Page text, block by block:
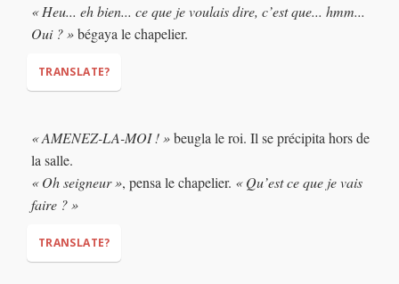
breath cut)
« Heu... eh bien... ce que je voulais dire, c’est que... hmm...
Oui ? »bégaya le chapelier.
TRANSLATE?
"Ummm... well... what I meant was that... errr... yes?"
« AMENEZ-LA-MOI ! »beugla le roi. Il se précipita hors de
la salle.
« Oh seigneur », pensa le chapelier. « Qu’est ce que je vais
faire ? »
TRANSLATE?